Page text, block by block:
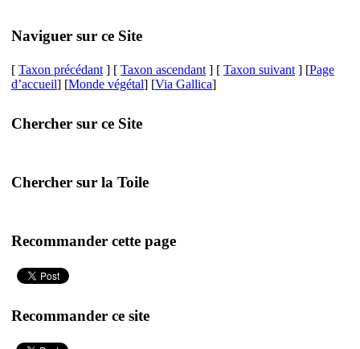
Naviguer sur ce Site
[ Taxon précédant ] [ Taxon ascendant ] [ Taxon suivant ] [Page
d’accueil] [Monde végétal] [Via Gallica]
Chercher sur ce Site
Chercher sur la Toile
Recommander cette page
Recommander ce site